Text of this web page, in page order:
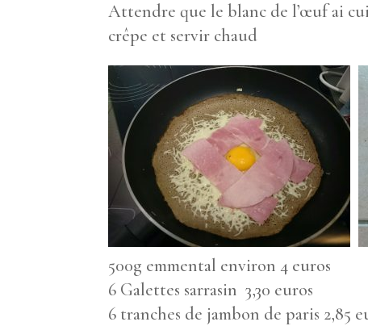
Attendre que le blanc de l’œuf ai
crêpe et servir chaud
500g emmental environ 4 euros
6 Galettes sarrasin 3,30 euros
6 tranches de jambon de paris 2,85